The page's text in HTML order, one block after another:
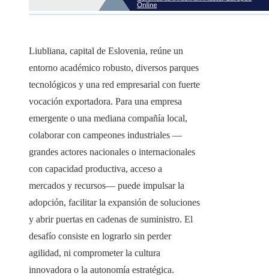
Liubliana, capital de Eslovenia, reúne un
entorno académico robusto, diversos parques
tecnológicos y una red empresarial con fuerte
vocación exportadora. Para una empresa
emergente o una mediana compañía local,
colaborar con campeones industriales —
grandes actores nacionales o internacionales
con capacidad productiva, acceso a
mercados y recursos— puede impulsar la
adopción, facilitar la expansión de soluciones
y abrir puertas en cadenas de suministro. El
desafío consiste en lograrlo sin perder
agilidad, ni comprometer la cultura
innovadora o la autonomía estratégica.